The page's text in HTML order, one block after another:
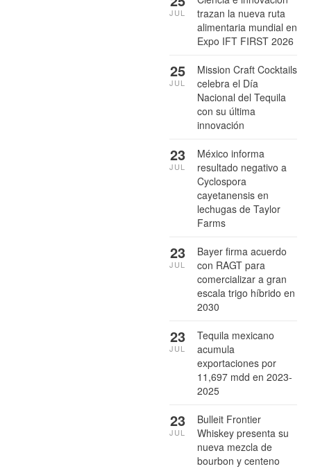
trazan la nueva ruta
alimentaria mundial en
Expo IFT FIRST 2026
JUL
Mission Craft Cocktails
celebra el Día
Nacional del Tequila
con su última
innovación
25
JUL
México informa
resultado negativo a
Cyclospora
cayetanensis en
lechugas de Taylor
Farms
23
JUL
Bayer firma acuerdo
con RAGT para
comercializar a gran
escala trigo híbrido en
2030
23
JUL
Tequila mexicano
acumula
exportaciones por
11,697 mdd en 2023-
2025
23
JUL
Bulleit Frontier
Whiskey presenta su
nueva mezcla de
bourbon y centeno
23
JUL